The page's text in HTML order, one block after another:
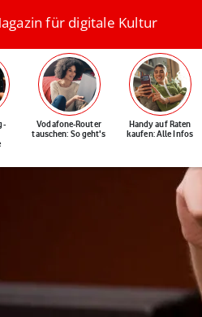
für digitale Kultur
Vodafone-Router
tauschen: So geht's
Handy auf Raten
kaufen: Alle Infos